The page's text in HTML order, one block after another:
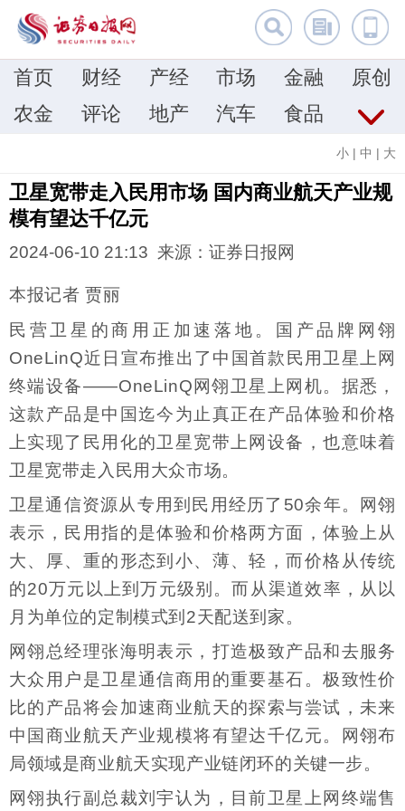
首页 财经 产经 市场 金融
原创
农金
评论 地产 汽车 食品
小 | 中 | 大
卫星宽带走入民用市场 国内商业航天产业规
模有望达千亿元
2024-06-10 21:13 来源：证券日报网
本报记者 贾丽
民营卫星的商用正加速落地。国产品牌网翎
OneLinQ近日宣布推出了中国首款民用卫星上网
终端设备——OneLinQ网翎卫星上网机。据悉，
这款产品是中国迄今为止真正在产品体验和价格
上实现了民用化的卫星宽带上网设备，也意味着
卫星宽带走入民用大众市场。
卫星通信资源从专用到民用经历了50余年。网翎
表示，民用指的是体验和价格两方面，体验上从
大、厚、重的形态到小、薄、轻，而价格从传统
的20万元以上到万元级别。而从渠道效率，从以
月为单位的定制模式到2天配送到家。
网翎总经理张海明表示，打造极致产品和去服务
大众用户是卫星通信商用的重要基石。极致性价
比的产品将会加速商业航天的探索与尝试，未来
中国商业航天产业规模将有望达千亿元。网翎布
局领域是商业航天实现产业链闭环的关键一步。
网翎执行副总裁刘宇认为，目前卫星上网终端售